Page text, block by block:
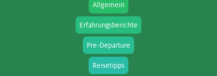
Allgemein
Erfahrungsberichte
Pre-Departure
Reisetipps